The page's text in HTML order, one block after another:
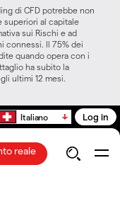
di CFD potrebbe non
superiori al capitale
sui Rischi e ad
connessi. Il 75% dei
quando opera con i
ha subito la
ultimi 12 mesi.
Italiano Log in
reale